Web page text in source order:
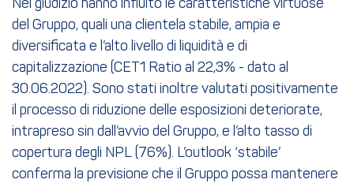
Nel giudizio hanno influito le caratteristiche virtuose
del Gruppo, quali una clientela stabile, ampia e
diversificata e l’alto livello di liquidità e di
capitalizzazione (CET1 Ratio al 22,3% - dato al
30.06.2022). Sono stati inoltre valutati positivamente
il processo di riduzione delle esposizioni deteriorate,
intrapreso sin dall’avvio del Gruppo, e l’alto tasso di
copertura degli NPL (76%). L’outlook ‘stabile’
conferma la previsione che il Gruppo possa mantenere